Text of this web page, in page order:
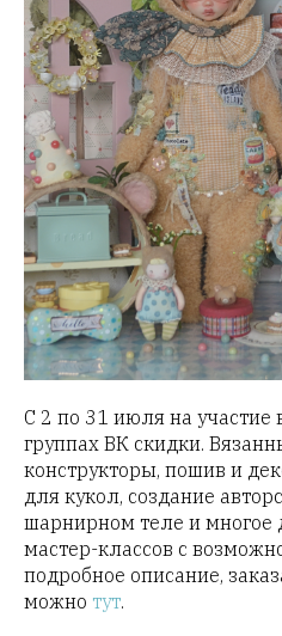
С 2 по 31 июля на
группах ВК скидки.
конструкторы, пошив и
для кукол, создание
шарнирном теле и многое
мастер-классов с
подробное описание,
можно тут.